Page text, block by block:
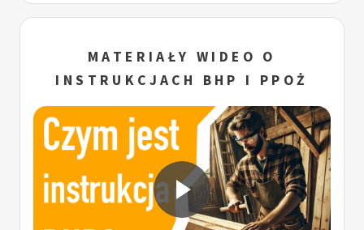
MATERIAŁY WIDEO O
INSTRUKCJACH BHP I PPOŻ